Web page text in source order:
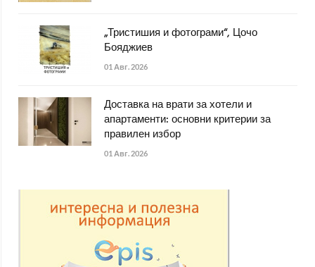
„Тристишия и фотограми“, Цочо
Бояджиев
01 Авг. 2026
Доставка на врати за хотели и
апартаменти: основни критерии за
правилен избор
01 Авг. 2026